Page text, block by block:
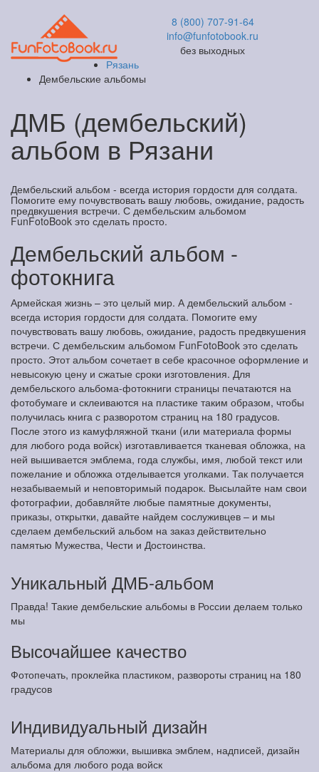
8 (800) 707-91-64
info@funfotobook.ru
без выходных
Рязань
Дембельские альбомы
ДМБ (дембельский)
альбом в Рязани
Дембельский альбом - всегда история гордости для солдата.
Помогите ему почувствовать вашу любовь, ожидание, радость
предвкушения встречи. С дембельским альбомом
FunFotoBook это сделать просто.
Дембельский альбом -
фотокнига
Армейская жизнь – это целый мир. А дембельский альбом -
всегда история гордости для солдата. Помогите ему
почувствовать вашу любовь, ожидание, радость предвкушения
встречи. С дембельским альбомом FunFotoBook это сделать
просто. Этот альбом сочетает в себе красочное оформление и
невысокую цену и сжатые сроки изготовления. Для
дембельского альбома-фотокниги страницы печатаются на
фотобумаге и склеиваются на пластике таким образом, чтобы
получилась книга с разворотом страниц на 180 градусов.
После этого из камуфляжной ткани (или материала формы
для любого рода войск) изготавливается тканевая обложка, на
ней вышивается эмблема, года службы, имя, любой текст или
пожелание и обложка отделывается уголками. Так получается
незабываемый и неповторимый подарок. Высылайте нам свои
фотографии, добавляйте любые памятные документы,
приказы, открытки, давайте найдем сослуживцев – и мы
сделаем дембельский альбом на заказ действительно
памятью Мужества, Чести и Достоинства.
Уникальный ДМБ-альбом
Правда! Такие дембельские альбомы в России делаем только
мы
Высочайшее качество
Фотопечать, проклейка пластиком, развороты страниц на 180
градусов
Индивидуальный дизайн
Материалы для обложки, вышивка эмблем, надписей, дизайн
альбома для любого рода войск